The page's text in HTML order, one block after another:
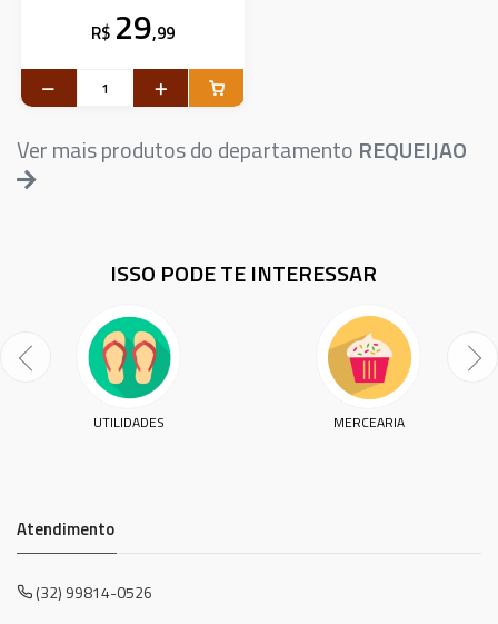
R$ 29,99
Ver mais produtos do departamento REQUEIJAO
ISSO PODE TE INTERESSAR
UTILIDADES MERCEARIA
Atendimento
(32) 99814-0526